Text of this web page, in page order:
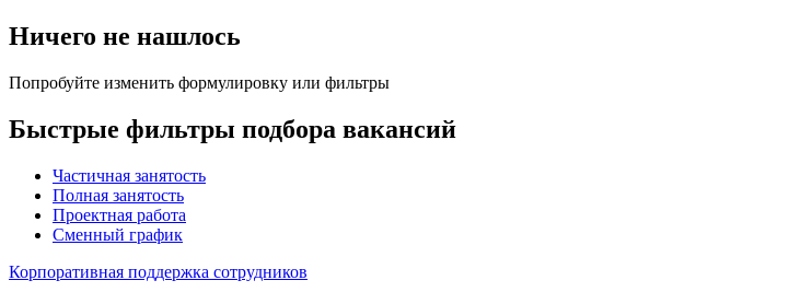
Ничего не нашлось
Попробуйте изменить формулировку или фильтры
Быстрые фильтры подбора вакансий
Частичная занятость
Полная занятость
Проектная работа
Сменный график
Корпоративная поддержка сотрудников